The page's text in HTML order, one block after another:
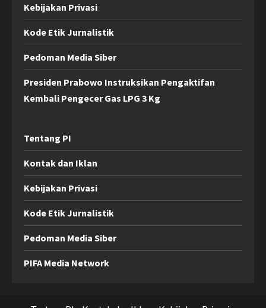
Kebijakan Privasi
Kode Etik Jurnalistik
Pedoman Media Siber
Presiden Prabowo Instruksikan Pengaktifan
Kembali Pengecer Gas LPG 3 Kg
Tentang PI
Kontak dan Iklan
Kebijakan Privasi
Kode Etik Jurnalistik
Pedoman Media Siber
PIFA Media Network